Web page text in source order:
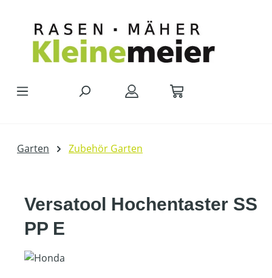
Garten Zubehör Garten
Versatool Hochentaster SS
PP E